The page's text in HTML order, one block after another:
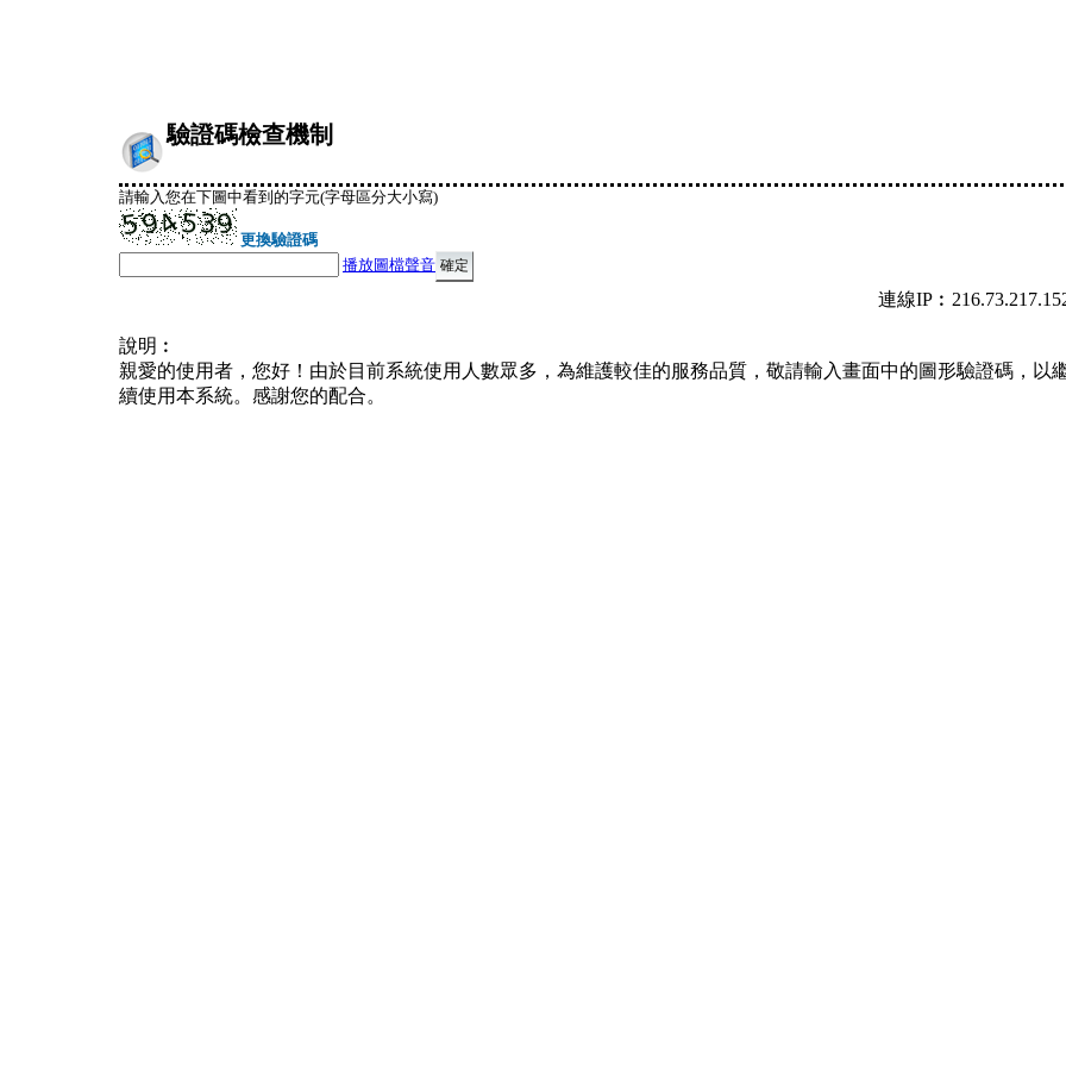
驗證碼檢查機制
請輸入您在下圖中看到的字元(字母區分大小寫)
更換驗證碼
播放圖檔聲音
連線
說明︰
親愛的使用者，您好！由於目前系統使用人數眾多，為維護較佳的服務品質，敬請輸入畫面中的圖形驗證碼，以
續使用本系統。感謝您的配合。